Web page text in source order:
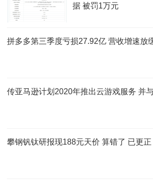
据 被罚1万元
拼多多第三季度亏损27.92亿 营收增速放
传亚马逊计划2020年推出云游戏服务 并
攀钢钒钛研报现188元天价 算错了 已更正